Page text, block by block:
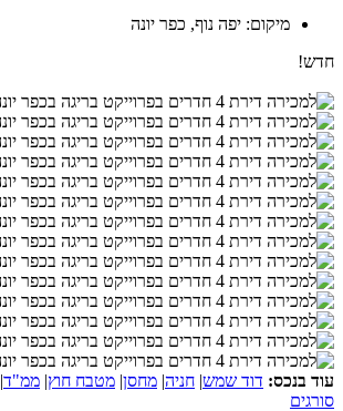
מיקום: יפה נוף, כפר יונה
חדש!
עוד בנכס: דוד שמש| חניה| מחסן| מטבח חוץ| ממ"ד|
סורגים